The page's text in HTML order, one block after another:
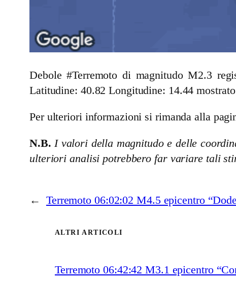
Debole #Terremoto di magnitudo M2.3
Latitudine: 40.82 Longitudine: 14.44
Per ulteriori informazioni si rimanda alla
N.B. I valori della magnitudo e delle
ulteriori analisi potrebbero far variare tali
← Terremoto 06:02:02 M4.5 epicentro
ALTRI ARTICOLI
Terremoto 06:42:42 M3.1 epicentro